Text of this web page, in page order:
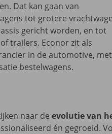
Dat kan gaan van
tot grotere
gericht worden, en tot
trailers. Econor zit als
in de automotive,
bestelwagens.
naar de evolutie van
én gegroeid.